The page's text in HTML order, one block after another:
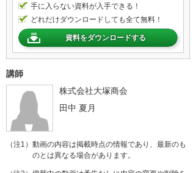
手に入らない資料が入手できる！
どれだけダウンロードしても全て無料！
資料をダウンロードする
講師
株式会社大塚商会
田中 夏月
（注1）動画の内容は掲載時点の情報であり、最新のも
のとは異なる場合があります。